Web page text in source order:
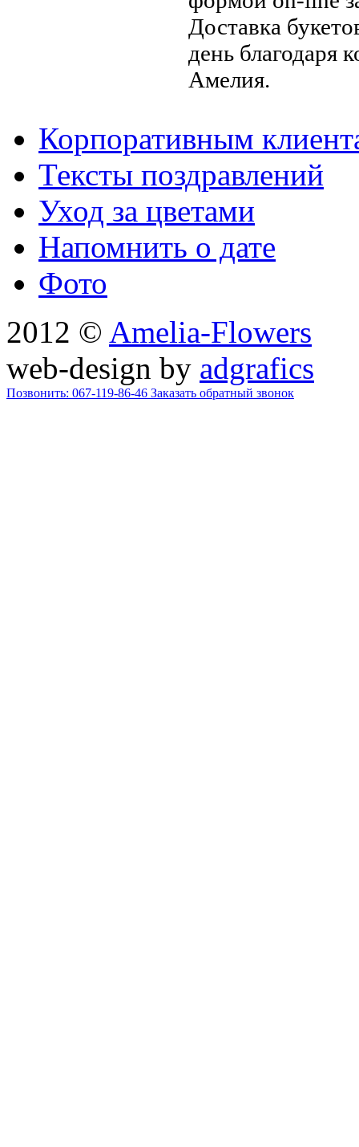
Доставка
день благодаря
Амелия.
Корпоративным
Тексты поздравлений
Уход за цветами
Напомнить о дате
Фото
2012 © Amelia-Flowers
web-design by adgrafics
Позвонить: 067-119-86-46 Заказать обратный звонок